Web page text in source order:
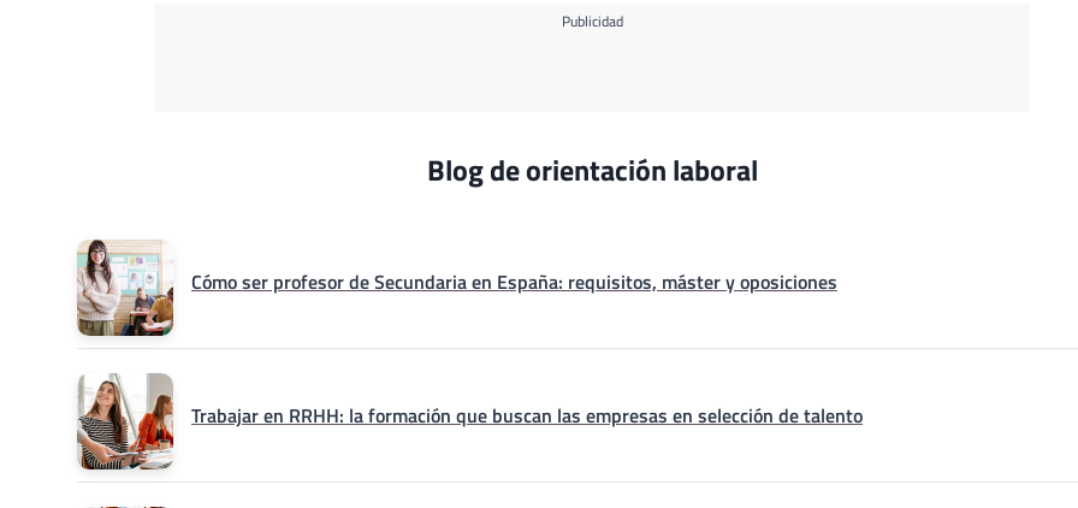
Publicidad
Blog de orientación laboral
Cómo ser profesor de Secundaria en España: requisitos, máster y oposiciones
Trabajar en RRHH: la formación que buscan las empresas en selección de talento